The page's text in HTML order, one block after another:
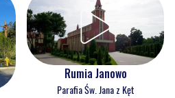
Rumia Janowo
Parafia Św. Jana z Kęt